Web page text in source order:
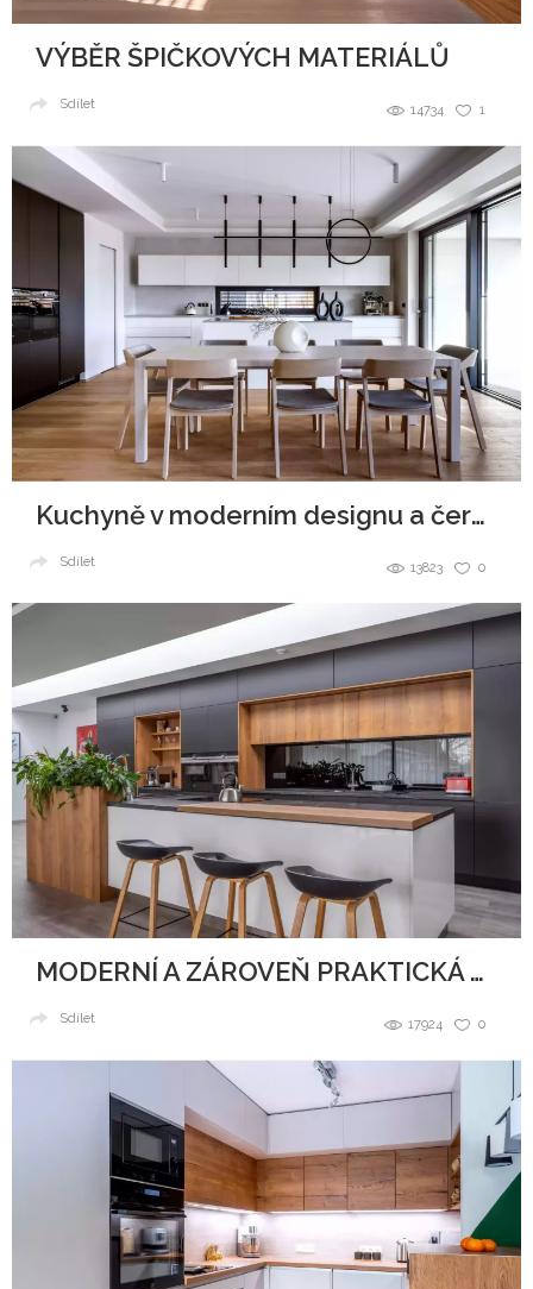
VÝBĚR ŠPIČKOVÝCH MATERIÁLŮ
1
14734
Sdílet
Kuchyně v moderním designu a černobílé kombinaci
0
13823
Sdílet
MODERNÍ A ZÁROVEŇ PRAKTICKÁ KUCHYNĚ
0
17924
Sdílet